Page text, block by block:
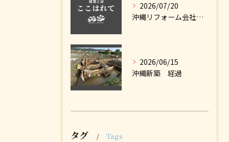
2026/07/20
沖縄リフォーム会社ナビに掲載しました
2026/06/15
沖縄新築 経過
タグ Tags